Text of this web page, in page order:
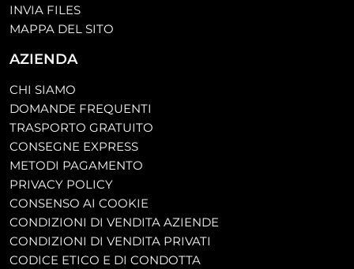
INVIA FILES
MAPPA DEL SITO
AZIENDA
CHI SIAMO
DOMANDE FREQUENTI
TRASPORTO GRATUITO
CONSEGNE EXPRESS
METODI PAGAMENTO
PRIVACY POLICY
CONSENSO AI COOKIE
CONDIZIONI DI VENDITA AZIENDE
CONDIZIONI DI VENDITA PRIVATI
CODICE ETICO E DI CONDOTTA